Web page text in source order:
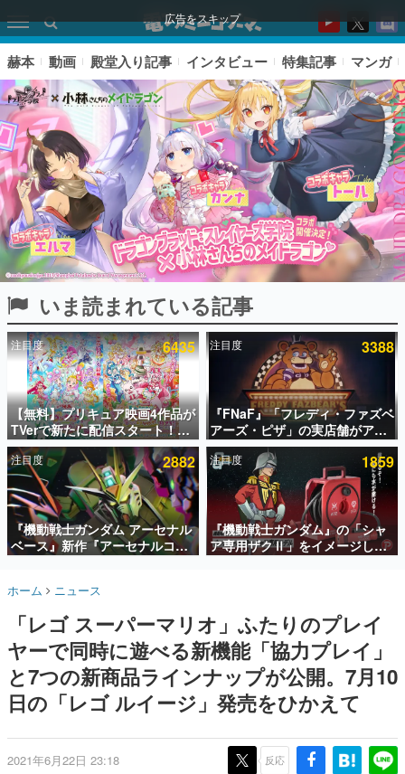
広告をスキップ
ピックアップ
電ファミのいま読まれている記事ランキング
アプリセール情報
インタビュー
連載・特集一覧
殿堂入り記事
SNS拡散数が数千以上！ ページビュー数万以上！ などな
ど。多くの人々に読まれた、電ファミ渾身の“殿堂入り”記
事をまとめました。
名作ゲームクリエイターの方々に製作時のエピソードをお
きます。
赫本
この物語を解いてはいけない。『赫本』は、〈試験問題〉
の形をした短編ホラー小説集です。
これからのデジタルゲーム市場を担う若きクリエイター達
の姿を追い、彼らのルーツと情熱を探っていきます。
赫本 動画 殿堂入り記事 インタビュー 特集記事 マンガ
いま読まれている記事
注目度 6435
【無料】プリキュア映画4作品が
TVerで新たに配信スタート！な
んと2018年～2024年の映画ほぼ
すべてが見放題に、ぶっちゃけ
ありえないラインナップ
注目度 3388
『FNaF』「フレディ・ファズベ
アーズ・ピザ」の実店舗がアメ
リカの商業施設「American
Dream」に2027年オープン！
ScottGamesとの共同開発、食
事だけでなくステージショーや
没入型のホラー体験も楽しめる
注目度 2882
『機動戦士ガンダム アーセナル
ベース』新作『アーセナルコマ
ンダー』発表！8月28日からオ
年2月下旬に稼働予定
注目度 1859
『機動戦士ガンダム』の「シャ
ア専用ザクⅡ」をイメージした
散水ホースリールが予約開始。
ム、型式番号などを配置
ホーム ニュース
「レゴ スーパーマリオ」ふたりのプレイ
ヤーで同時に遊べる新機能「協力プレイ」
と7つの新商品ラインナップが公開。7月10
日の「レゴ ルイージ」発売をひかえて
2021年6月22日 23:18 反応